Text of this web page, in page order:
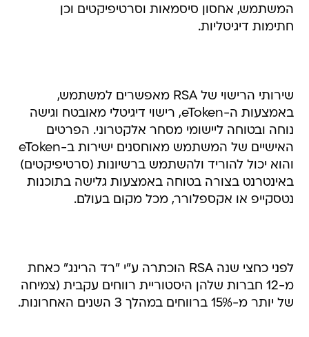
המשתמש, אחסון סיסמאות וסרטיפיקטים וכן
חתימות דיגיטליות.
שירותי הרישוי של RSA מאפשרים למשתמש,
באמצעות ה-eToken, רישוי דיגיטלי מאובטח וגישה
נוחה ובטוחה ליישומי מסחר אלקטרוני. הפרטים
האישיים של המשתמש מאוחסנים ישירות ב-eToken
והוא יכול להוריד ולהשתמש ברשיונות (סרטיפיקטים)
באינטרנט בצורה בטוחה באמצעות גלישה בתוכנות
נטסקייפ או אקספלורר, מכל מקום בעולם.
לפני כחצי שנה RSA הוכתרה ע"י "רד הרינג" כאחת
מ-12 חברות שלהן היסטוריית רווחים עקבית (צמיחה
של יותר מ-15% ברווחים במהלך 3 השנים האחרונות.